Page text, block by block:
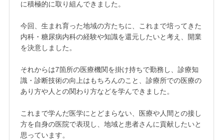
に積極的に取り組んできました。
今回、生まれ育った地域の方たちに、これまで培ってきた
内科・糖尿病内科の経験や知識を還元したいと考え、開業
を決意しました。
それからは7箇所の医療機関を掛け持ちで勤務し、診療知
識・診断技術の向上はもちろんのこと、診療所での医療の
あり方や人との関わり方などを学んできました。
これまで学んだ医学にとどまらない、医療や人間との接し
方を自身の医院で表現し、地域と患者さんに貢献したいと
思っています。